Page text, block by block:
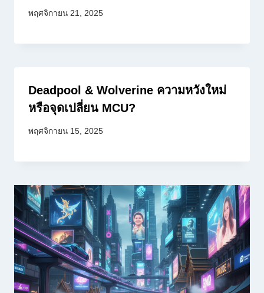
พฤศจิกายน 21, 2025
Deadpool & Wolverine ความหวังใหม่
หรือจุดเปลี่ยน MCU?
พฤศจิกายน 15, 2025